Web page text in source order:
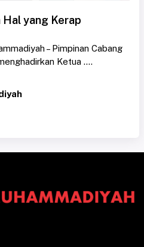
Hal yang Kerap
– Pimpinan Cabang
Ketua ....